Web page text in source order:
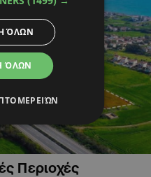
Περιοχές
ΌΛΩΝ
ΌΛΩΝ